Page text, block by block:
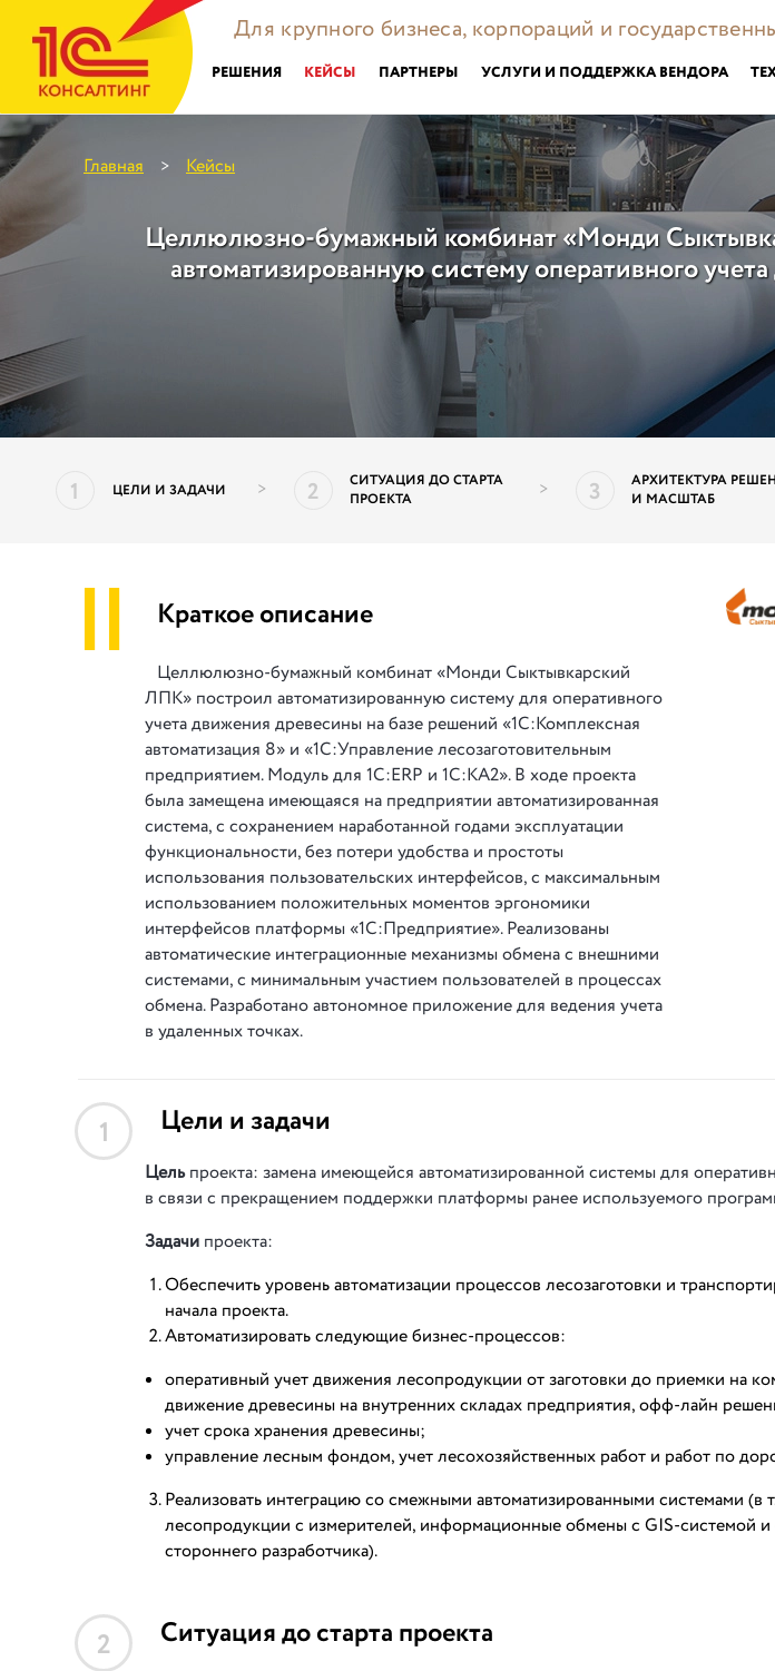
Для крупного бизнеса, корпораций и
РЕШЕНИЯ КЕЙСЫ ПАРТНЕРЫ УСЛУГИ И ПОДДЕРЖКА ВЕНДОРА
Главная > Кейсы
Целлюлюзно-бумажный комбинат «Монди
автоматизированную систему оперативного
1 ЦЕЛИ И ЗАДАЧИ > 2
СИТУАЦИЯ ДО СТАРТА
ПРОЕКТА
> 3
АРХИТЕКТУРА
И МАСШТАБ
|| Краткое описание
Целлюлюзно-бумажный комбинат «Монди Сыктывкарский
ЛПК» построил автоматизированную систему для оперативного
учета движения древесины на базе решений «1С:Комплексная
автоматизация 8» и «1С:Управление лесозаготовительным
предприятием. Модуль для 1С:ERP и 1С:КА2». В ходе проекта
была замещена имеющаяся на предприятии автоматизированная
система, с сохранением наработанной годами эксплуатации
функциональности, без потери удобства и простоты
использования пользовательских интерфейсов, с максимальным
использованием положительных моментов эргономики
интерфейсов платформы «1С:Предприятие». Реализованы
автоматические интеграционные механизмы обмена с внешними
системами, с минимальным участием пользователей в процессах
обмена. Разработано автономное приложение для ведения учета
в удаленных точках.
1 Цели и задачи
Цельпроекта: замена имеющейся автоматизированной системы для
в связи с прекращением поддержки платформы ранее используемого
Задачи проекта:
Обеспечить уровень автоматизации процессов лесозаготовки и
начала проекта.
Автоматизировать следующие бизнес-процессов:
оперативный учет движения лесопродукции от заготовки до приемки на
движение древесины на внутренних складах предприятия, офф-лайн
учет срока хранения древесины;
управление лесным фондом, учет лесохозяйственных работ и работ по
Реализовать интеграцию со смежными автоматизированными системами (в
лесопродукции с измерителей, информационные обмены с GIS-системой
стороннего разработчика).
2 Ситуация до старта проекта